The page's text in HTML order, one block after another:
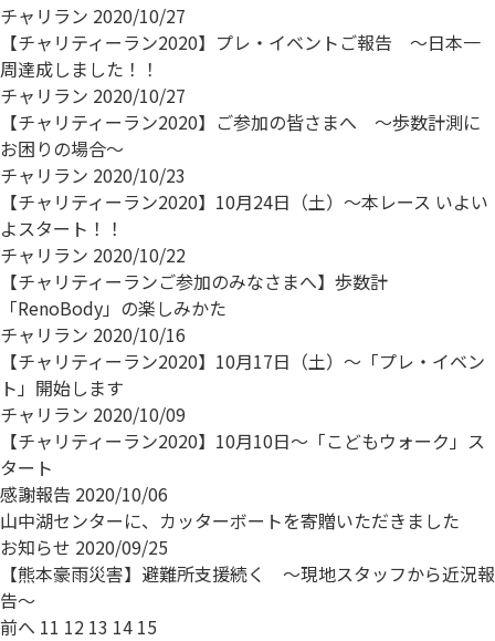
チャリラン 2020/10/27
【チャリティーラン2020】プレ・イベントご報告 ～日本一
周達成しました！！
チャリラン 2020/10/27
【チャリティーラン2020】ご参加の皆さまへ ～歩数計測に
お困りの場合～
チャリラン 2020/10/23
【チャリティーラン2020】10月24日（土）～本レース いよい
よスタート！！
チャリラン 2020/10/22
【チャリティーランご参加のみなさまへ】歩数計
「RenoBody」の楽しみかた
チャリラン 2020/10/16
【チャリティーラン2020】10月17日（土）～「プレ・イベン
ト」開始します
チャリラン 2020/10/09
【チャリティーラン2020】10月10日～「こどもウォーク」ス
タート
感謝報告 2020/10/06
山中湖センターに、カッターボートを寄贈いただきました
お知らせ 2020/09/25
【熊本豪雨災害】避難所支援続く ～現地スタッフから近況報
告～
前へ 11 12 13 14 15